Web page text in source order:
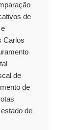
de
Carlos
de
de
de